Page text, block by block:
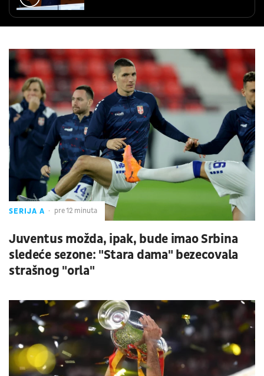
SERIJA A pre 12 minuta
Juventus možda, ipak, bude imao Srbina
sledeće sezone: "Stara dama" bezecovala
strašnog "orla"